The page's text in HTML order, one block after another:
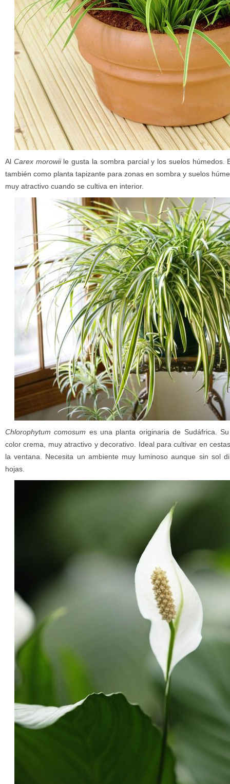
Al Carex morowiile gusta la sombra parcial y los suelos húmedos.
también como planta tapizante para zonas en sombra y suelos
muy atractivo cuando se cultiva en interior.
Chlorophytum comosum es una planta originaria de Sudáfrica.
color crema, muy atractivo y decorativo. Ideal para cultivar en
la ventana. Necesita un ambiente muy luminoso aunque sin sol
hojas.